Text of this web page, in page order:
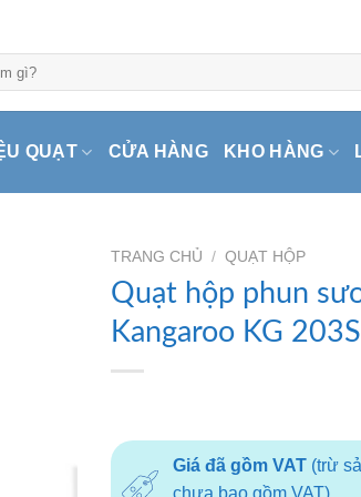
QUẠT CỬA HÀNG KHO HÀNG
TRANG CHỦ / QUẠT HỘP
Quạt hộp phun
Kangaroo KG 203S
Giá đã gồm VAT(trừ
chưa bao gồm VAT)